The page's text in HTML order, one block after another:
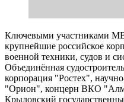
Ключевыми участниками
крупнейшие российское
военной техники, судов и
Объединённая
корпорация "Ростех",
"Орион", концерн ВКО
Крыловский